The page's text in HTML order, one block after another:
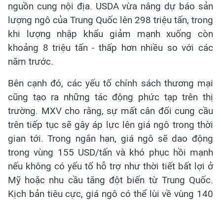
nguồn cung nội địa. USDA vừa nâng dự báo sản
lượng ngô của Trung Quốc lên 298 triệu tấn, trong
khi lượng nhập khẩu giảm mạnh xuống còn
khoảng 8 triệu tấn - thấp hơn nhiều so với các
năm trước.
Bên cạnh đó, các yếu tố chính sách thương mại
cũng tạo ra những tác động phức tạp trên thị
trường. MXV cho rằng, sự mất cân đối cung cầu
trên tiếp tục sẽ gây áp lực lên giá ngô trong thời
gian tới. Trong ngắn hạn, giá ngô sẽ dao động
trong vùng 155 USD/tấn và khó phục hồi mạnh
nếu không có yếu tố hỗ trợ như thời tiết bất lợi ở
Mỹ hoặc nhu cầu tăng đột biến từ Trung Quốc.
Kịch bản tiêu cực, giá ngô có thể lùi về vùng 140